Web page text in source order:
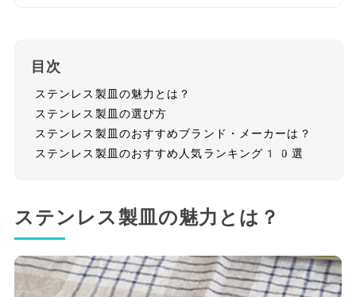
目次
ステンレス製皿の魅力とは？
ステンレス製皿の選び方
ステンレス製皿のおすすめブランド・メーカーは？
ステンレス製皿のおすすめ人気ランキング10選
ステンレス製皿の魅力とは？